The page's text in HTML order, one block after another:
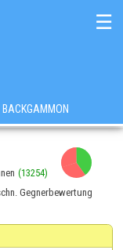
☰
BACKGAMMON
(13254)
Gegnerbewertung